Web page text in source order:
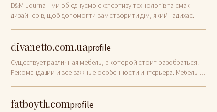
D&M Journal - ми об'єднуємо експертизу технологів та смак
дизайнерів, щоб допомогти вам створити дім, який надихає.
divanetto.com.uaprofile
Существует различная мебель, в которой стоит разобраться.
Рекомендации и все важные особенности интерьера. Мебель в
fatboyth.comprofile